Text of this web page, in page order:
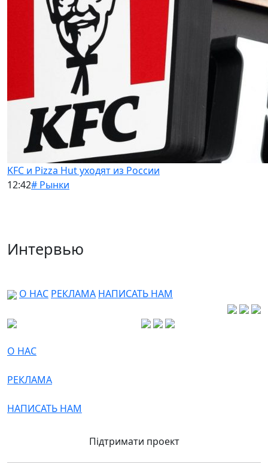
KFC и Pizza Hut уходят из России
12:42# Рынки
Интервью
О НАС РЕКЛАМА НАПИСАТЬ НАМ
О НАС
РЕКЛАМА
НАПИСАТЬ НАМ
Підтримати проект